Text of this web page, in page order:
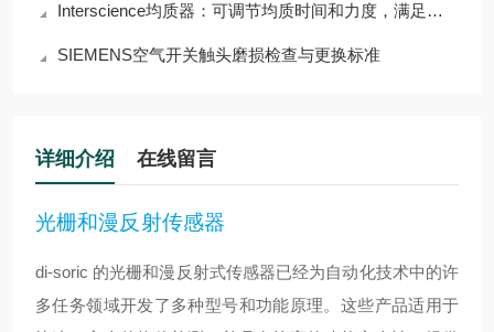
Interscience均质器：可调节均质时间和力度，满足多样需求
SIEMENS空气开关触头磨损检查与更换标准
详细介绍 在线留言
光栅和漫反射传感器
di-soric 的光栅和漫反射式传感器已经为自动化技术中的许
多任务领域开发了多种型号和功能原理。这些产品适用于